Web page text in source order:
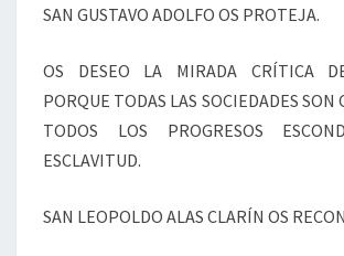
SAN GUSTAVO ADOLFO OS PROTEJA.
OS DESEO LA MIRADA CRÍTICA
PORQUE TODAS LAS SOCIEDADES SON
TODOS LOS PROGRESOS
ESCLAVITUD.
SAN LEOPOLDO ALAS CLARÍN OS